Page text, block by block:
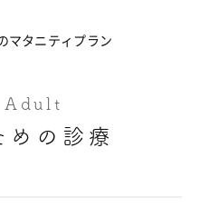
マタニティプラン
Adult
めの診療